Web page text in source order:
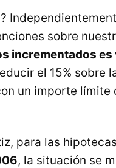
?
sobre
incrementados es
el 15% sobre
un importe límite
para las
, la situación se